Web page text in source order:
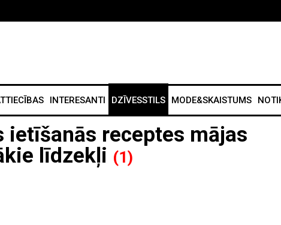
INTERESANTI DZĪVESSTILS MODE&SKAISTUMS
ietīšanās receptes mājas
līdzekļi (1)